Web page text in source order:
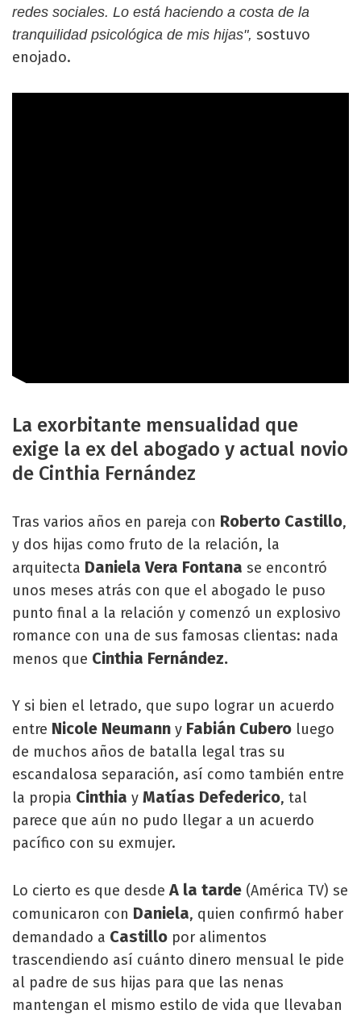
redes sociales. Lo está haciendo a costa de la
tranquilidad psicológica de mis hijas", sostuvo
enojado.
La exorbitante mensualidad que
exige la ex del abogado y actual novio
de Cinthia Fernández
Tras varios años en pareja con Roberto Castillo,
y dos hijas como fruto de la relación, la
arquitecta Daniela Vera Fontana se encontró
unos meses atrás con que el abogado le puso
punto final a la relación y comenzó un explosivo
romance con una de sus famosas clientas: nada
menos que Cinthia Fernández.
Y si bien el letrado, que supo lograr un acuerdo
entre Nicole Neumann y Fabián Cubero luego
de muchos años de batalla legal tras su
escandalosa separación, así como también entre
la propia Cinthia y Matías Defederico, tal
parece que aún no pudo llegar a un acuerdo
pacífico con su exmujer.
Lo cierto es que desdeA la tarde (América TV) se
comunicaron con Daniela, quien confirmó haber
demandado a Castillo por alimentos
trascendiendo así cuánto dinero mensual le pide
al padre de sus hijas para que las nenas
mantengan el mismo estilo de vida que llevaban